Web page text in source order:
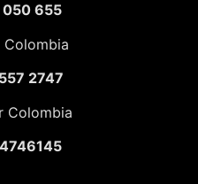
655
Colombia
2747
Colombia